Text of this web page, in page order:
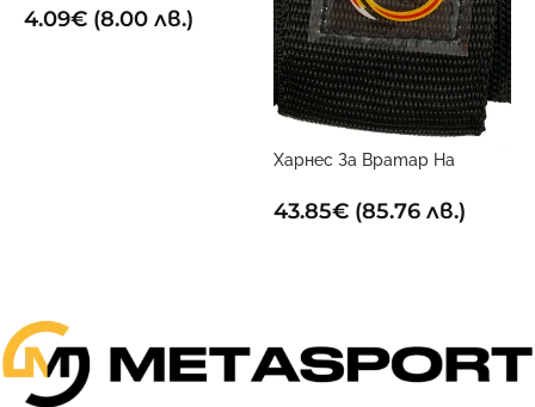
4.09€ (8.00 лв.)
Харнес За Вратар На
43.85€(85.76 лв.)